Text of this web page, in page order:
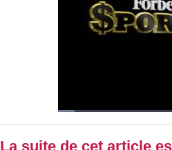
La suite de cet article